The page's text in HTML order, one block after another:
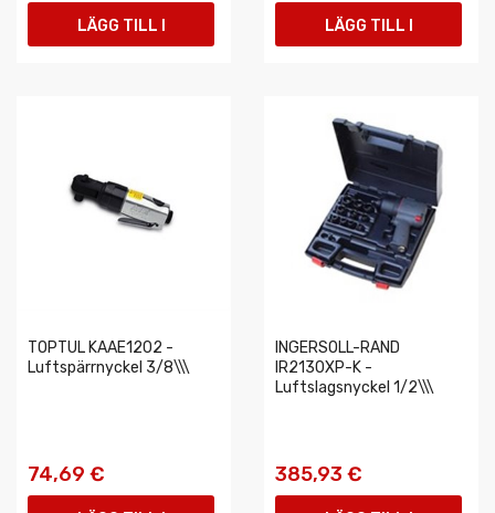
LÄGG TILL I LÄGG TILL I
TOPTUL KAAE1202 -
Luftspärrnyckel 3/8\\\
74,69 €
INGERSOLL-RAND
IR2130XP-K -
Luftslagsnyckel 1/2\\\
385,93 €